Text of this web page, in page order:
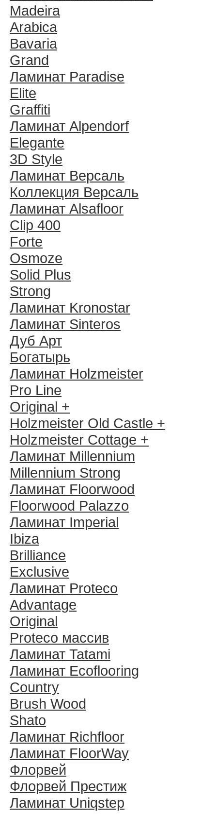
Madeira
Arabica
Bavaria
Grand
Ламинат Paradise
Elite
Graffiti
Ламинат Alpendorf
Elegante
3D Style
Ламинат Версаль
Коллекция Версаль
Ламинат Alsafloor
Clip 400
Forte
Osmoze
Solid Plus
Strong
Ламинат Kronostar
Ламинат Sinteros
Дуб Арт
Богатырь
Ламинат Holzmeister
Pro Line
Original +
Holzmeister Old Castle +
Holzmeister Cottage +
Ламинат Millennium
Millennium Strong
Ламинат Floorwood
Floorwood Palazzo
Ламинат Imperial
Ibiza
Brilliance
Exclusive
Ламинат Proteco
Advantage
Original
Proteco массив
Ламинат Tatami
Ламинат Ecoflooring
Country
Brush Wood
Shato
Ламинат Richfloor
Ламинат FloorWay
Флорвей
Флорвей Престиж
Ламинат Uniqstep